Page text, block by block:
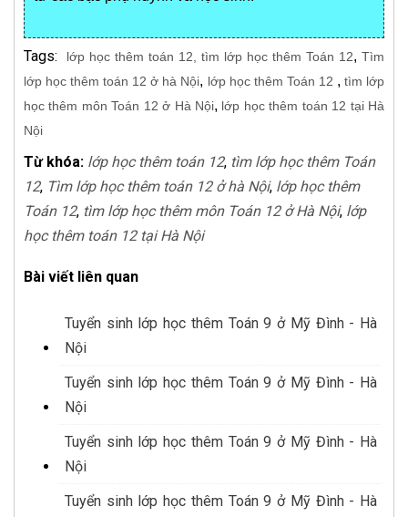
Tags: lớp học thêm toán 12, tìm lớp học thêm Toán 12, Tìm
lớp học thêm toán 12 ở hà Nội, lớp học thêm Toán 12 , tìm lớp
học thêm môn Toán 12 ở Hà Nội, lớp học thêm toán 12 tại Hà
Nội
Từ khóa: lớp học thêm toán 12, tìm lớp học thêm Toán
12, Tìm lớp học thêm toán 12 ở hà Nội, lớp học thêm
Toán 12, tìm lớp học thêm môn Toán 12 ở Hà Nội, lớp
học thêm toán 12 tại Hà Nội
Bài viết liên quan
Tuyển sinh lớp học thêm Toán 9 ở Mỹ Đình - Hà
Nội
Tuyển sinh lớp học thêm Toán 9 ở Mỹ Đình - Hà
Nội
Tuyển sinh lớp học thêm Toán 9 ở Mỹ Đình - Hà
Nội
Tuyển sinh lớp học thêm Toán 9 ở Mỹ Đình - Hà